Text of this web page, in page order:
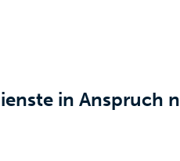
in Anspruch